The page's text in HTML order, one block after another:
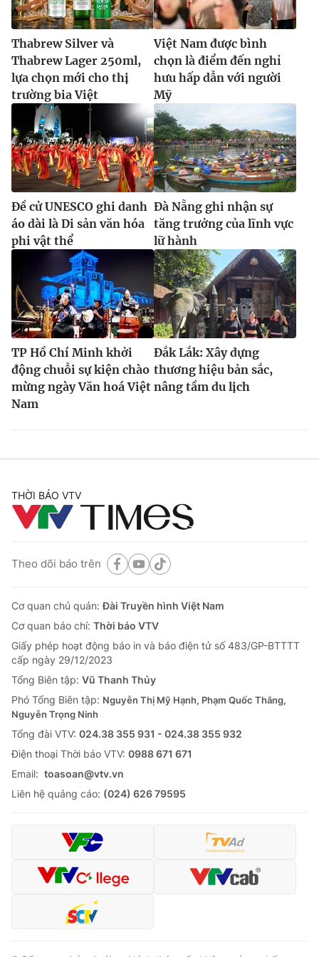
Thabrew Silver và
Thabrew Lager 250ml,
lựa chọn mới cho thị
trường bia Việt
Việt Nam được bình
chọn là điểm đến nghỉ
hưu hấp dẫn với người
Mỹ
Đề cử UNESCO ghi danh
áo dài là Di sản văn hóa
phi vật thể
Đà Nẵng ghi nhận sự
tăng trưởng của lĩnh vực
lữ hành
TP Hồ Chí Minh khởi
động chuỗi sự kiện chào
mừng ngày Văn hoá Việt
Nam
Đắk Lắk: Xây dựng
thương hiệu bản sắc,
nâng tầm du lịch
THỜI BÁO VTV
Theo dõi báo trên
Cơ quan chủ quản:Đài Truyền hình Việt Nam
Cơ quan báo chí: Thời báo VTV
Giấy phép hoạt động báo in và báo điện tử số 483/GP-BTTTT
cấp ngày 29/12/2023
Tổng Biên tập: Vũ Thanh Thủy
Phó Tổng Biên tập: Nguyễn Thị Mỹ Hạnh, Phạm Quốc Thắng,
Nguyễn Trọng Ninh
Tổng đài VTV: 024.38 355 931 - 024.38 355 932
Ðiện thoại Thời báo VTV: 0988 671 671
Email: toasoan@vtv.vn
Liên hệ quảng cáo: (024) 626 79595